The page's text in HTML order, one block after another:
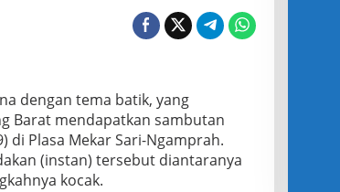
dengan tema batik, yang
Barat mendapatkan sambutan
di Plasa Mekar Sari-Ngamprah.
(instan) tersebut diantaranya
kocak.